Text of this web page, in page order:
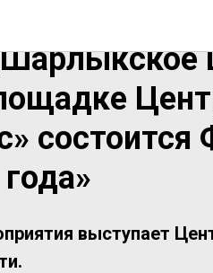
в городе
состоится
выступает